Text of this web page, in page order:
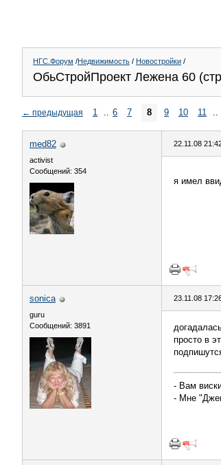
НГС.Форум /Недвижимость / Новостройки /
ОбьСтройПроект Лежена 60
← предыдущая 1 .. 6 7 8 9 10 11 ..
med82
activist
Сообщений: 354
22.11.08
я имел
sonica
guru
Сообщений: 3891
23.11.08
просто в
- Вам
- Мне